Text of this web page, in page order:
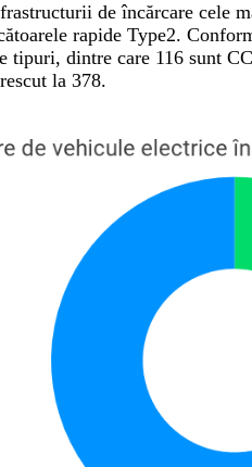
de încărcare cele
rapide Type2.
tipuri, dintre care 116 sunt
la 378.